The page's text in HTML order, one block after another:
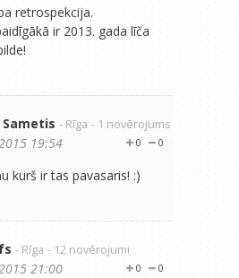
retrospekcija.
ir 2013. gada līča
- Rīga - 1 novērojums
0
0
19:54
kurš ir tas pavasaris! :)
- Rīga - 12 novērojumi
0
0
21:00